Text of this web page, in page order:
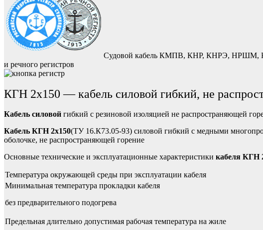
Судовой кабель КМПВ, КНР, КНРЭ, НРШМ,
и речного регистров
КГН 2х150 — кабель силовой гибкий, не
Кабель силовой гибкий с резиновой изоляцией не распространяющей
Кабель КГН 2х150(ТУ 16.К73.05-93) силовой гибкий с медными
оболочке, не распространяющей горение
Основные технические и эксплуатационные характеристики кабеля КГН
Температура окружающей среды при эксплуатации кабеля
Минимальная температура прокладки кабеля
без предварительного подогрева
Предельная длительно допустимая рабочая температура на жиле